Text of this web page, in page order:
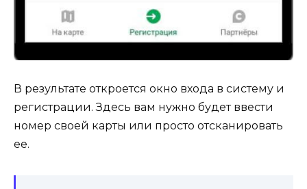
В результате откроется окно входа в систему и
регистрации. Здесь вам нужно будет ввести
номер своей карты или просто отсканировать
ее.